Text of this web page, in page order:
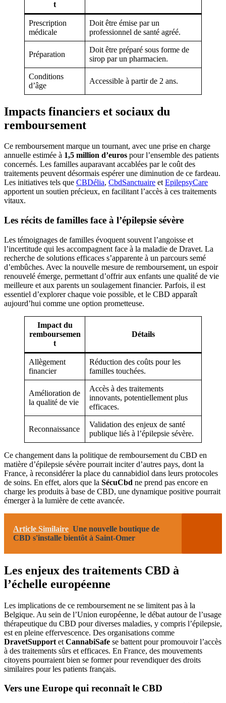
t
Prescription
médicale
Doit être émise par un
professionnel de santé agréé.
Préparation
Doit être préparé sous forme de
sirop par un pharmacien.
Conditions
d’âge
Accessible à partir de 2 ans.
Impacts financiers et sociaux du
remboursement
Ce remboursement marque un tournant, avec une prise en charge
annuelle estimée à 1,5 million d’euros pour l’ensemble des patients
concernés. Les familles auparavant accablées par le coût des
traitements peuvent désormais espérer une diminution de ce fardeau.
Les initiatives tels que CBDélia, CbdSanctuaire etEpilepsyCare
apportent un soutien précieux, en facilitant l’accès à ces traitements
vitaux.
Les récits de familles face à l’épilepsie sévère
Les témoignages de familles évoquent souvent l’angoisse et
l’incertitude qui les accompagnent face à la maladie de Dravet. La
recherche de solutions efficaces s’apparente à un parcours semé
d’embûches. Avec la nouvelle mesure de remboursement, un espoir
renouvelé émerge, permettant d’offrir aux enfants une qualité de vie
meilleure et aux parents un soulagement financier. Parfois, il est
essentiel d’explorer chaque voie possible, et le CBD apparaît
aujourd’hui comme une option prometteuse.
Impact du
remboursemen
t
Détails
Allègement
financier
Réduction des coûts pour les
familles touchées.
Amélioration de
la qualité de vie
Accès à des traitements
innovants, potentiellement plus
efficaces.
Reconnaissance
Validation des enjeux de santé
publique liés à l’épilepsie sévère.
Ce changement dans la politique de remboursement du CBD en
matière d’épilepsie sévère pourrait inciter d’autres pays, dont la
France, à reconsidérer la place du cannabidiol dans leurs protocoles
de soins. En effet, alors que la SécuCbd ne prend pas encore en
charge les produits à base de CBD, une dynamique positive pourrait
émerger à la lumière de cette avancée.
Article Similaire Une nouvelle boutique de
CBD s'installe bientôt à Saint-Omer
Les enjeux des traitements CBD à
l’échelle européenne
Les implications de ce remboursement ne se limitent pas à la
Belgique. Au sein de l’Union européenne, le débat autour de l’usage
thérapeutique du CBD pour diverses maladies, y compris l’épilepsie,
est en pleine effervescence. Des organisations comme
DravetSupport et CannabiSafe se battent pour promouvoir l’accès
à des traitements sûrs et efficaces. En France, des mouvements
citoyens pourraient bien se former pour revendiquer des droits
similaires pour les patients français.
Vers une Europe qui reconnaît le CBD